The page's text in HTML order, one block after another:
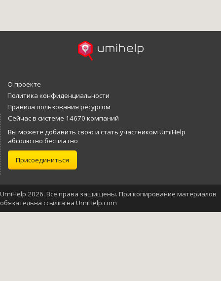
О проекте
Политика конфиденциальности
Правила пользования ресурсом
Сейчас в системе 14670 компаний
Вы можете добавить свою и стать участником UmiHelp
абсолютно бесплатно
Присоединиться
UmiHelp 2026. Все права защищены. При копирование материалов
обязательна ссылка на UmiHelp.com